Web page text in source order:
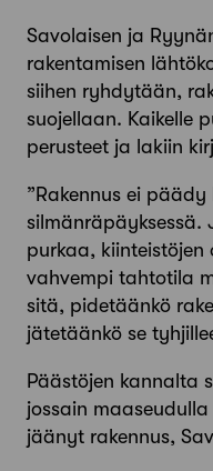
Savolaisen ja
rakentamisen
siihen ryhdytään,
suojellaan. Kaikelle
perusteet ja lakiin
”Rakennus ei
silmänräpäyksessä.
purkaa, kiinteistöjen
vahvempi tahtotila
sitä, pidetäänkö
jätetäänkö se
Päästöjen kannalta
jossain
jäänyt rakennus,